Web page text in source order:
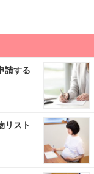
請する
リスト